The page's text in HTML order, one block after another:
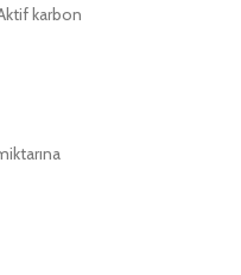
karbon